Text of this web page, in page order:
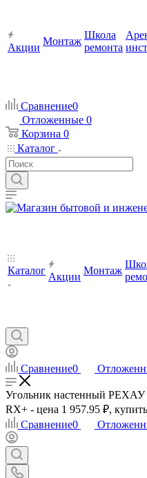
Акции
Монтаж
Школа
ремонта
Сравнение0
Отложенные 0
Корзина 0
Каталог
Каталог
Акции
Монтаж
Сравнение0
Угольник настенный РЕХАУ
RX+ - цена 1 957.95 ₽,
Сравнение0